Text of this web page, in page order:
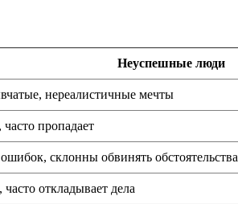
Неуспешные люди
нереалистичные мечты
часто пропадает
склонны обвинять обстоятельства
часто откладывает дела